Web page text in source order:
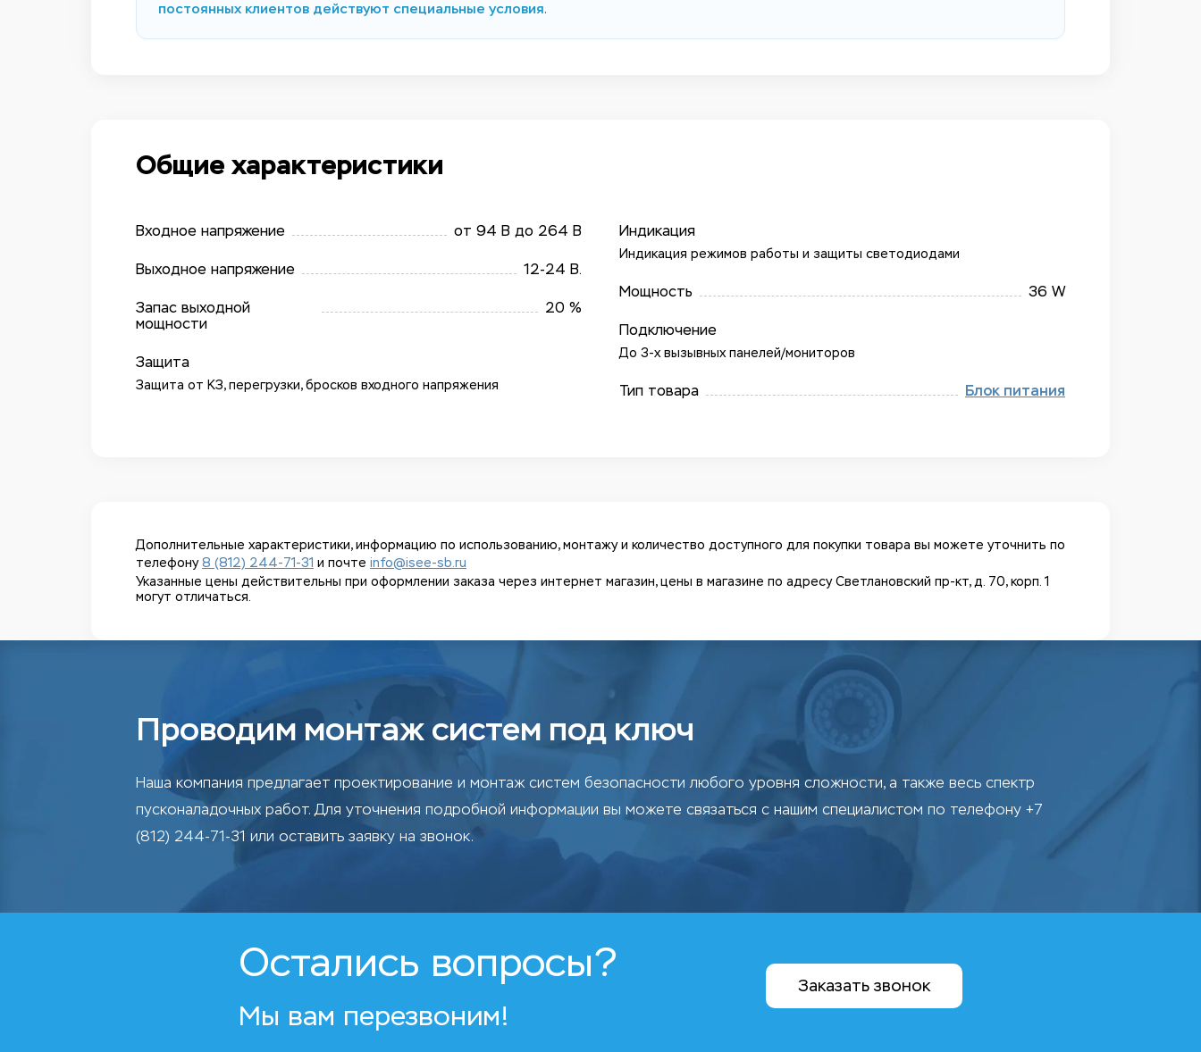
постоянных клиентов действуют специальные условия.
Общие характеристики
Входное напряжение от 94 В до 264 В
Выходное напряжение 12-24 В.
Запас выходной
мощности
20 %
Защита
Защита от КЗ, перегрузки, бросков входного напряжения
Индикация
Индикация режимов работы и защиты светодиодами
Мощность 36 W
Подключение
До 3-х вызывных панелей/​мониторов
Тип товара Блок питания
Дополнительные характеристики, информацию по использованию, монтажу и количество доступного для покупки товара вы можете уточнить по
телефону8 (812) 244-71-31 и почте info@isee-sb.ru
Указанные цены действительны при оформлении заказа через интернет магазин, цены в магазине по адресу Светлановский пр-кт, д. 70, корп. 1
могут отличаться.
Проводим монтаж систем под ключ
Наша компания предлагает проектирование и монтаж систем безопасности любого уровня сложности, а также весь спектр
пусконаладочных работ. Для уточнения подробной информации вы можете связаться с нашим специалистом по телефону +7
(812) 244-71-31 или оставить заявку на звонок.
Остались вопросы?
Мы вам перезвоним!
Заказать звонок